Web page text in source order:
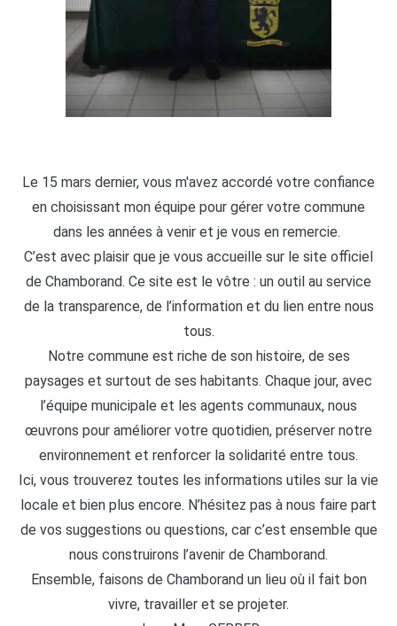
Le 15 mars dernier, vous m'avez accordé votre confiance
en choisissant mon équipe pour gérer votre commune
dans les années à venir et je vous en remercie.
C’est avec plaisir que je vous accueille sur le site officiel
de Chamborand. Ce site est le vôtre : un outil au service
de la transparence, de l’information et du lien entre nous
tous.
Notre commune est riche de son histoire, de ses
paysages et surtout de ses habitants. Chaque jour, avec
l’équipe municipale et les agents communaux, nous
œuvrons pour améliorer votre quotidien, préserver notre
environnement et renforcer la solidarité entre tous.
Ici, vous trouverez toutes les informations utiles sur la vie
locale et bien plus encore. N’hésitez pas à nous faire part
de vos suggestions ou questions, car c’est ensemble que
nous construirons l’avenir de Chamborand.
Ensemble, faisons de Chamborand un lieu où il fait bon
vivre, travailler et se projeter.